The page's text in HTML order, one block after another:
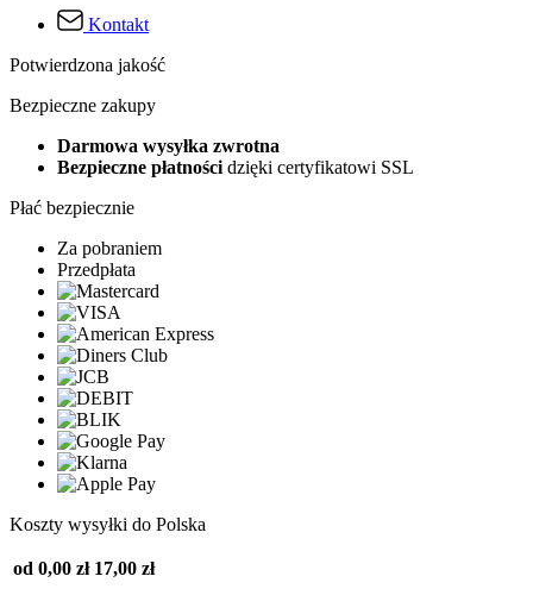
Kontakt
Potwierdzona jakość
Bezpieczne zakupy
Darmowa wysyłka zwrotna
Bezpieczne płatności dzięki certyfikatowi SSL
Płać bezpiecznie
Za pobraniem
Przedpłata
Koszty wysyłki do Polska
od 0,00 zł 17,00 zł